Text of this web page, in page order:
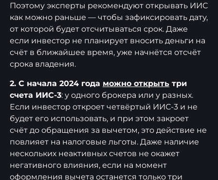
Поэтому эксперты рекомендуют открывать ИИС
как можно раньше — чтобы зафиксировать дату,
от которой будет отсчитываться срок. Даже
если инвестор не планирует вносить деньги на
счёт в ближайшее время, уже начнётся отсчёт
срока владения.
2. С начала 2024 года можно открыть три
счета ИИС-3: у одного брокера или у разных.
Если инвестор откроет четвёртый ИИС-3 и не
будет его использовать, и при этом закроет
счёт до обращения за вычетом, это действие не
повлияет на налоговые льготы. Даже наличие
нескольких неактивных счетов не окажет
негативного влияния, если на момент
оформления вычета останется только три